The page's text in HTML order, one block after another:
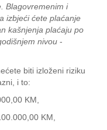
Blagovremenim i
izbjeći ćete plaćanje
kašnjenja plaćaju po
nivou -
biti izloženi riziku
i to:
KM,
KM,